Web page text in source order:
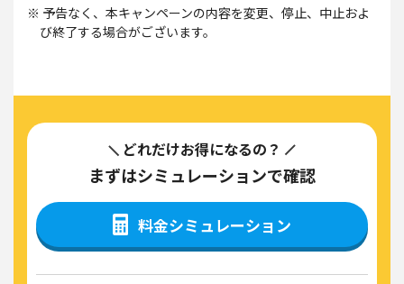
※ 予告なく、本キャンペーンの内容を変更、停止、中止およ
び終了する場合がございます。
どれだけお得になるの？
まずはシミュレーションで確認
料金シミュレーション